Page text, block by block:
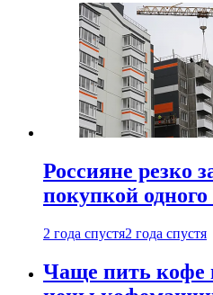
Россияне резко
покупкой
2 года спустя2 года спустя
Чаще пить кофе